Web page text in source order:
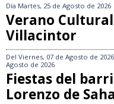
Día Martes, 25 de Agosto de 2026
Verano
Villacintor
Del Viernes, 07 de Agosto de 2026
Agosto de 2026
Fiestas del
Lorenzo de